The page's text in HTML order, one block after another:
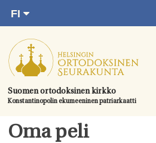
suoraan
sisältöön.
Suomen ortodoksinen kirkko
Konstantinopolin ekumeeninen patriarkaatti
FI
SV
EN
UA
Etusivu
Ajankohtaista
Juhlat & toimitukset
Kirkot
Oma peli